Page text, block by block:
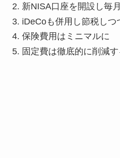
新NISA口座を開設し毎
iDeCoも併用し節税し
保険費用はミニマルに
固定費は徹底的に削減す